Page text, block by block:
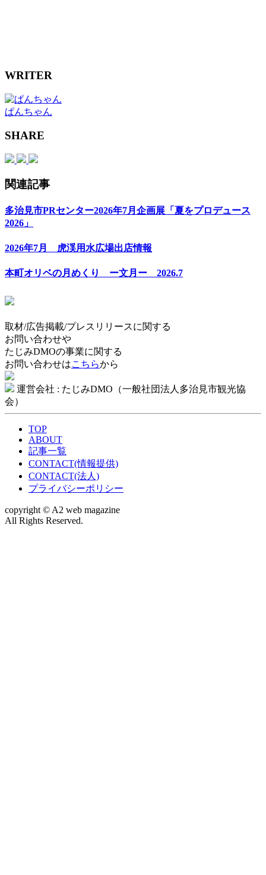
WRITER
ぱんちゃん
SHARE
関連記事
多治見市PRセンター2026年7月企画展「夏をプロデュース
2026」
2026年7月 虎渓用水広場出店情報
本町オリベの月めくり ー文月ー 2026.7
取材/広告掲載/プレスリリースに関する
お問い合わせや
たじみDMOの事業に関する
お問い合わせはこちらから
運営会社 : たじみDMO（一般社団法人多治見市観光協
会）
TOP
ABOUT
記事一覧
CONTACT(情報提供)
CONTACT(法人)
プライバシーポリシー
copyright © A2 web magazine
All Rights Reserved.